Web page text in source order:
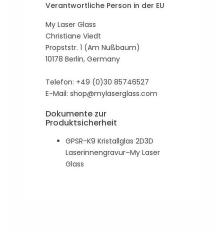
Verantwortliche Person in der EU
My Laser Glass
Christiane Viedt
Propststr. 1 (Am Nußbaum)
10178 Berlin, Germany
Telefon: +49 (0)30 85746527
E-Mail: shop@mylaserglass.com
Dokumente zur
Produktsicherheit
GPSR-K9 Kristallglas 2D3D
Laserinnengravur–My Laser
Glass